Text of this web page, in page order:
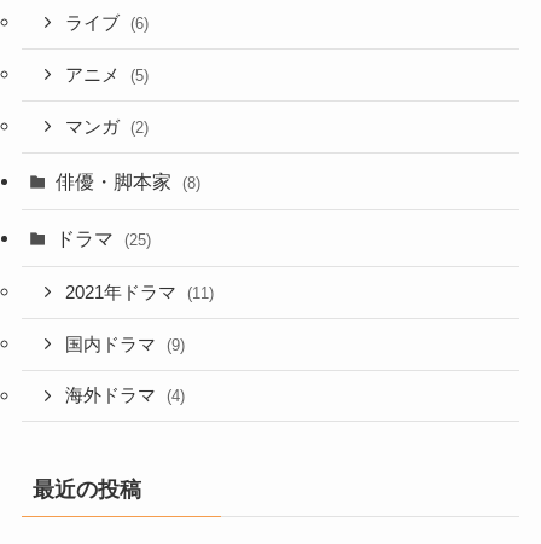
ライブ (6)
アニメ (5)
マンガ (2)
俳優・脚本家 (8)
ドラマ (25)
2021年ドラマ (11)
国内ドラマ (9)
海外ドラマ (4)
最近の投稿